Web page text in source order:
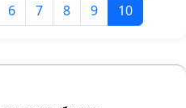
6 7 8 9 10